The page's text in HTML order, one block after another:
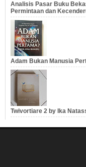
Analisis Pasar Buku
Permintaan dan
Adam Bukan Manusia
Twivortiare 2 by Ika